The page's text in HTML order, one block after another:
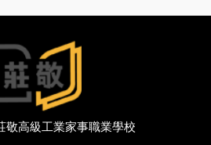
敬高級工業家事職業學校